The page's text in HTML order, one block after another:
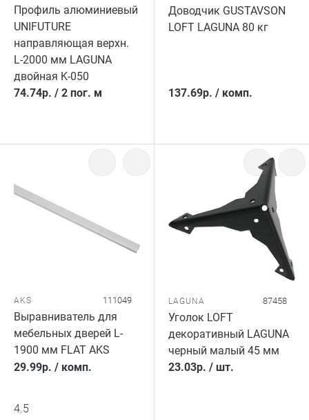
Профиль алюминиевый
UNIFUTURE
направляющая верхн.
L-2000 мм LAGUNA
двойная K-050
74.74р. / 2 пог. м
Доводчик GUSTAVSON
LOFT LAGUNA 80 кг
137.69р. / комп.
AKS 111049
Выравниватель для
мебельных дверей L-
1900 мм FLAT AKS
29.99р. / комп.
4.5
LAGUNA 87458
Уголок LOFT
декоративный LAGUNA
черный малый 45 мм
23.03р. / шт.